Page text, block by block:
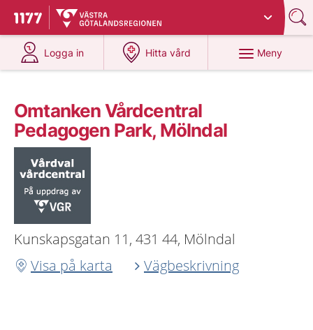
Till startsidan för 1177
Du har valt region
Logga in
på 1177.se
Hitta vård
på 1177.se
Meny
Omtanken Vårdcentral
Pedagogen Park, Mölndal
Kunskapsgatan 11, 431 44, Mölndal
Visa på karta
Vägbeskrivning